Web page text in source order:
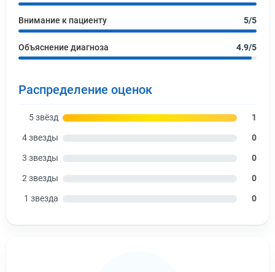
Внимание к пациенту 5/5
Объяснение диагноза 4.9/5
Распределение оценок
5 звёзд 1
4 звезды 0
3 звезды 0
2 звезды 0
1 звезда 0